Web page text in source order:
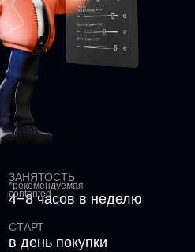
4−8 часов в неделю
ЗАНЯТОСТЬ
в день покупки
СТАРТ
*рекомендуемая
contented